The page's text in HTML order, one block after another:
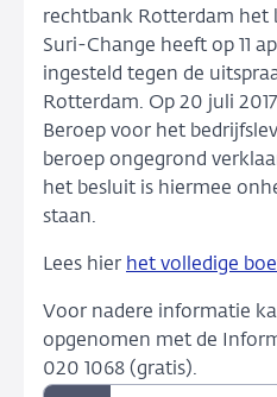
rechtbank Rotterdam het
Suri-Change heeft op 11
ingesteld tegen de
Rotterdam. Op 20 juli
Beroep voor het
beroep ongegrond
het besluit is hiermee
staan.
Lees hier het volledige
Voor nadere informatie
opgenomen met de
020 1068 (gratis).